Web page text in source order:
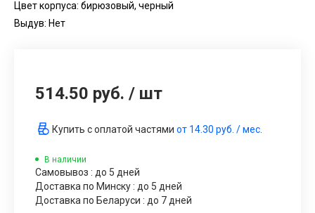
Цвет корпуса: бирюзовый, черный
Выдув: Нет
514.50 руб. / шт
Купить с оплатой частями от 14.30 руб. / мес.
В наличии
Самовывоз : до 5 дней
Доставка по Минску : до 5 дней
Доставка по Беларуси : до 7 дней